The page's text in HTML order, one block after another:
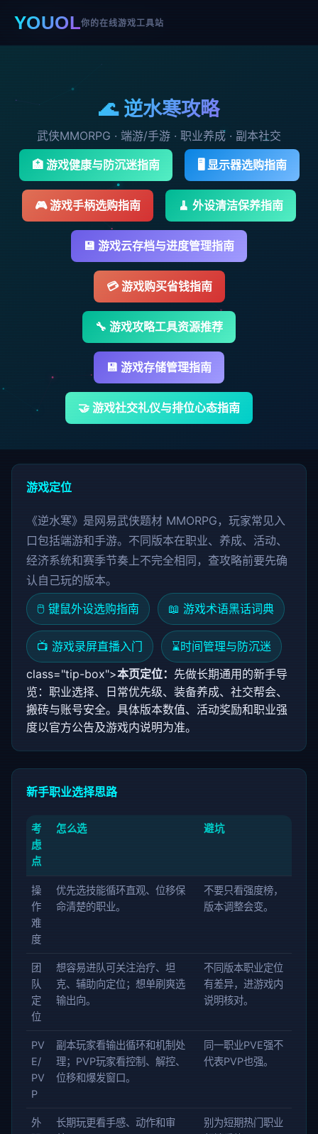
YOUOL你的在线游戏工具站
🌊 逆水寒攻略
武侠MMORPG · 端游/手游 · 职业养成 · 副本社交
🏥 游戏健康与防沉迷指南 🖥️ 显示器选购指南
🎮 游戏手柄选购指南 🧹 外设清洁保养指南
💾 游戏云存档与进度管理指南
💳 游戏购买省钱指南
🔧 游戏攻略工具资源推荐
💾 游戏存储管理指南
🤝 游戏社交礼仪与排位心态指南
游戏定位
《逆水寒》是网易武侠题材 MMORPG，玩家常见入
口包括端游和手游。不同版本在职业、养成、活动、
经济系统和赛季节奏上不完全相同，查攻略前要先确
认自己玩的版本。
🖱️ 键鼠外设选购指南
📖 游戏术语黑话词典
📺 游戏录屏直播入门 ⌛时间管理与防沉迷
class="tip-box">本页定位： 先做长期通用的新手导
览：职业选择、日常优先级、装备养成、社交帮会、
搬砖与账号安全。具体版本数值、活动奖励和职业强
度以官方公告及游戏内说明为准。
新手职业选择思路
考
虑
点
怎么选 避坑
操
作
难
度
优先选技能循环直观、位移保
命清楚的职业。
不要只看强度榜，
版本调整会变。
团
队
定
位
想容易进队可关注治疗、坦
克、辅助向定位；想单刷爽选
输出向。
不同版本职业定位
有差异，进游戏内
说明核对。
PV
E/
PV
P
副本玩家看输出循环和机制处
理；PVP玩家看控制、解控、
位移和爆发窗口。
同一职业PVE强不
代表PVP也强。
外
长期玩更看手感、动作和审
别为短期热门职业
YOUOL你的在线游戏工具站